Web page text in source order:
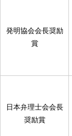
発明協会会長奨励
賞
日本弁理士会会長
奨励賞